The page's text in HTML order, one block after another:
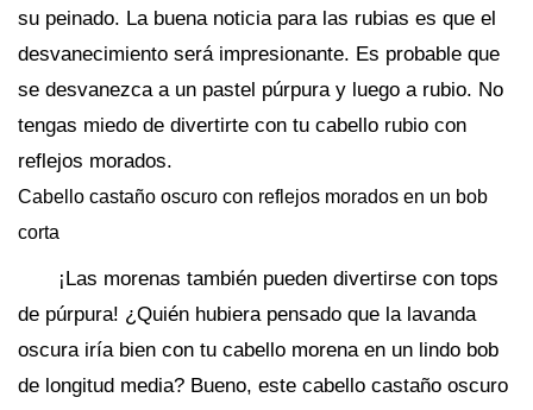
su peinado. La buena noticia para las rubias es que el
desvanecimiento será impresionante. Es probable que
se desvanezca a un pastel púrpura y luego a rubio. No
tengas miedo de divertirte con tu cabello rubio con
reflejos morados.
Cabello castaño oscuro con reflejos morados en un bob
corta
¡Las morenas también pueden divertirse con tops
de púrpura! ¿Quién hubiera pensado que la lavanda
oscura iría bien con tu cabello morena en un lindo bob
de longitud media? Bueno, este cabello castaño oscuro